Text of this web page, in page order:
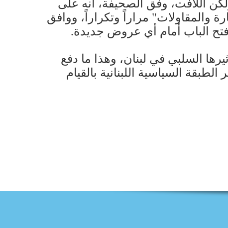
اللافت، وفق الصحيفة، أنه على
والمقاولات" مراراً وتكراراً، ووافق
السلبي في لبنان، وهذا ما دفع
السياسية اللبنانية بالقيام